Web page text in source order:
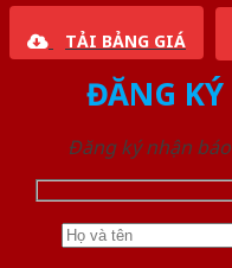
TẢI BẢNG GIÁ
ĐĂNG
Đăng ký nhận